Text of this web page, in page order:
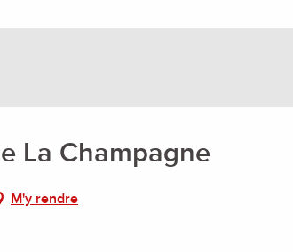
La Champagne
M'y rendre